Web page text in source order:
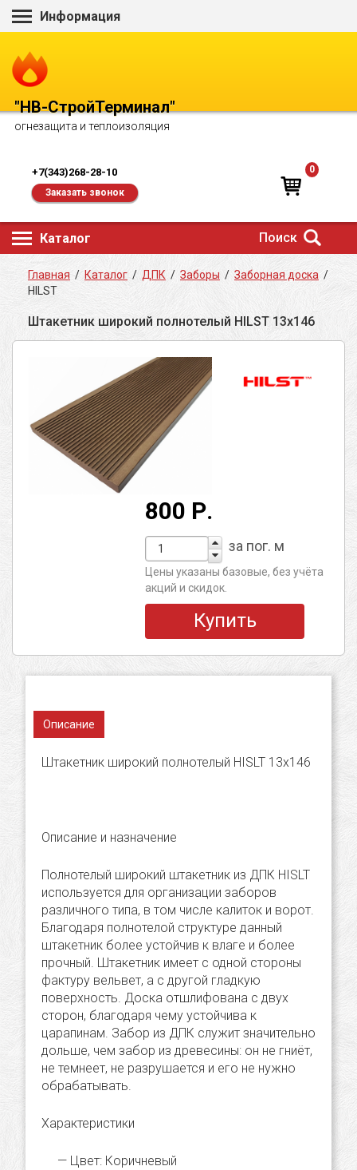
Информация
"НВ-СтройТерминал"
огнезащита и теплоизоляция
+7(343)268-28-10
Заказать звонок
0
Каталог Поиск
Главная / Каталог / ДПК / Заборы / Заборная доска /
HILST
Штакетник широкий полнотелый HILST 13х146
800 Р.
за пог. м
Цены указаны базовые, без учёта
акций и скидок.
Купить
Описание
Штакетник широкий полнотелый HISLT 13х146
Описание и назначение
Полнотелый широкий штакетник из ДПК HISLT
используется для организации заборов
различного типа, в том числе калиток и ворот.
Благодаря полнотелой структуре данный
штакетник более устойчив к влаге и более
прочный. Штакетник имеет с одной стороны
фактуру вельвет, а с другой гладкую
поверхность. Доска отшлифована с двух
сторон, благодаря чему устойчива к
царапинам. Забор из ДПК служит значительно
дольше, чем забор из древесины: он не гниёт,
не темнеет, не разрушается и его не нужно
обрабатывать.
Характеристики
Цвет: Коричневый